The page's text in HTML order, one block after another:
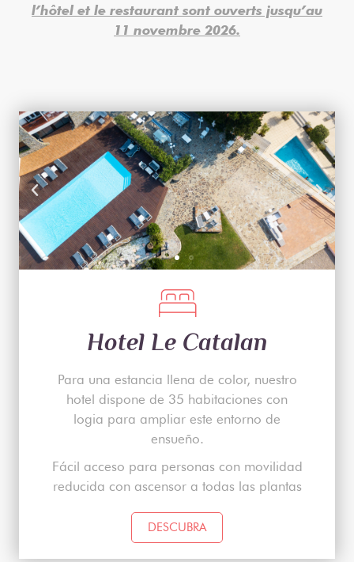
l’hôtel et le restaurant sont ouverts jusqu’au
11 novembre 2026.
Hotel Le Catalan
Para una estancia llena de color, nuestro
hotel dispone de 35 habitaciones con
logia para ampliar este entorno de
ensueño.
Fácil acceso para personas con movilidad
reducida con ascensor a todas las plantas
DESCUBRA